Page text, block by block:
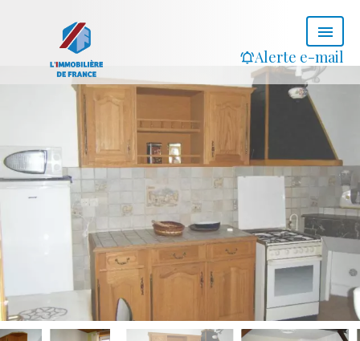
Alerte e-mail